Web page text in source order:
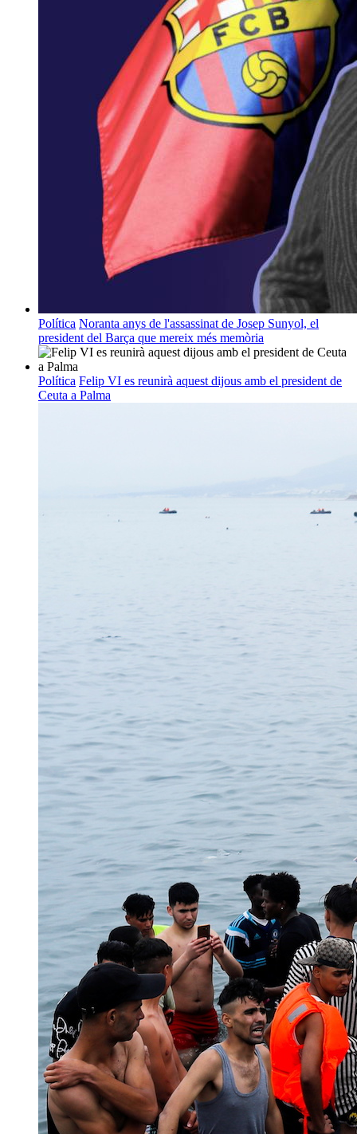
Política Noranta anys de l'assassinat de Josep Sunyol, el
president del Barça que mereix més memòria
Política Felip VI es reunirà aquest dijous amb el president de
Ceuta a Palma